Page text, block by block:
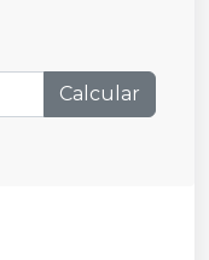
Calcular